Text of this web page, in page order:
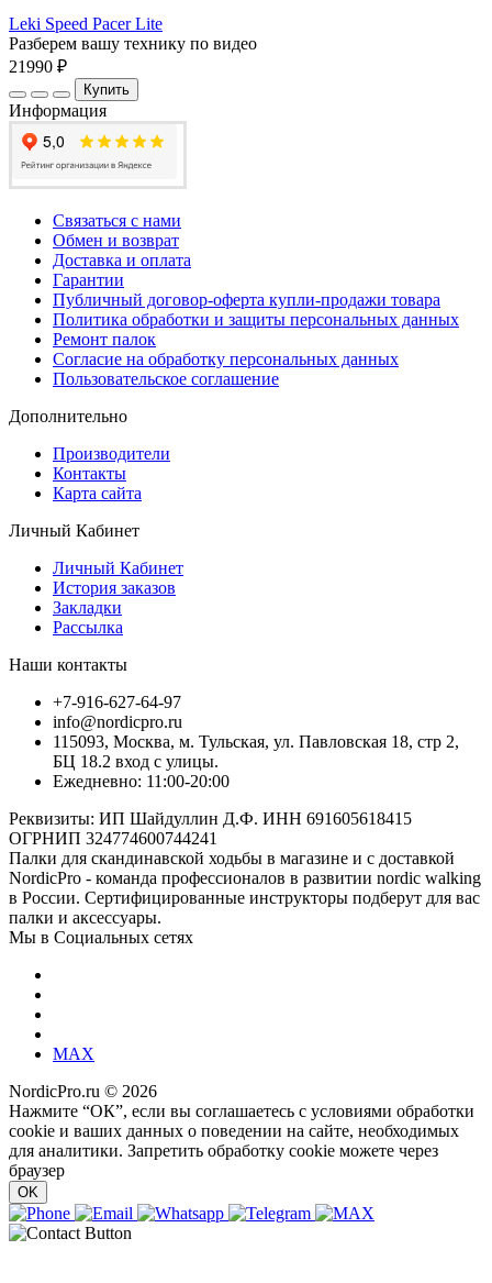
Leki Speed Pacer Lite
Разберем вашу технику по видео
21990 ₽
Купить
Информация
Связаться с нами
Обмен и возврат
Доставка и оплата
Гарантии
Публичный договор-оферта купли-продажи товара
Политика обработки и защиты персональных данных
Ремонт палок
Согласие на обработку персональных данных
Пользовательское соглашение
Дополнительно
Производители
Контакты
Карта сайта
Личный Кабинет
Личный Кабинет
История заказов
Закладки
Рассылка
Наши контакты
+7-916-627-64-97
info@nordicpro.ru
115093, Москва, м. Тульская, ул. Павловская 18, стр 2,
БЦ 18.2 вход с улицы.
Ежедневно: 11:00-20:00
Реквизиты: ИП Шайдуллин Д.Ф. ИНН 691605618415
ОГРНИП 324774600744241
Палки для скандинавской ходьбы в магазине и с доставкой
NordicPro - команда профессионалов в развитии nordic walking
в России. Сертифицированные инструкторы подберут для вас
палки и аксессуары.
Мы в Социальных сетях
MAX
NordicPro.ru © 2026
Нажмите “ОК”, если вы соглашаетесь с условиями обработки
cookie и ваших данных о поведении на сайте, необходимых
для аналитики. Запретить обработку cookie можете через
браузер
OK